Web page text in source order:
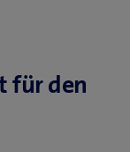
für den